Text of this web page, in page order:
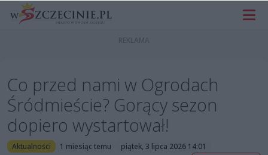
Co przed nami w Ogrodach
Śródmieście? Gorący sezon
dopiero wystartował!
Aktualności 1 miesiąc temu piątek, 3 lipca 2026 14:01